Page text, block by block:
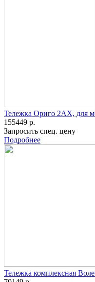
Тележка Ориго 2АХ, для
155449 р.
Запросить спец. цену
Подробнее
Тележка комплексная